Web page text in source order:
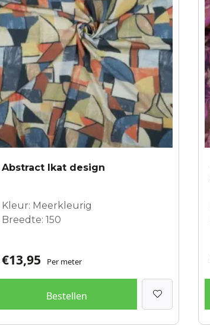
Abstract Ikat design
Kleur: Meerkleurig
Breedte: 150
€13,95 Per meter
Bestellen